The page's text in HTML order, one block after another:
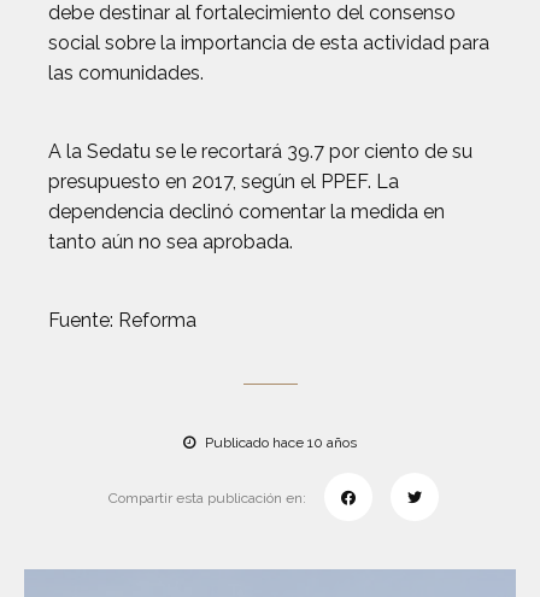
debe destinar al fortalecimiento del consenso
social sobre la importancia de esta actividad para
las comunidades.
A la Sedatu se le recortará 39.7 por ciento de su
presupuesto en 2017, según el PPEF. La
dependencia declinó comentar la medida en
tanto aún no sea aprobada.
Fuente: Reforma
Publicado hace 10 años
Compartir esta publicación en: